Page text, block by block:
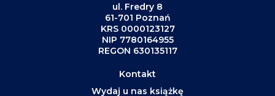
ul. Fredry 8
61-701 Poznań
KRS 0000123127
NIP 7780164955
REGON 630135117
Kontakt
Wydaj u nas książkę